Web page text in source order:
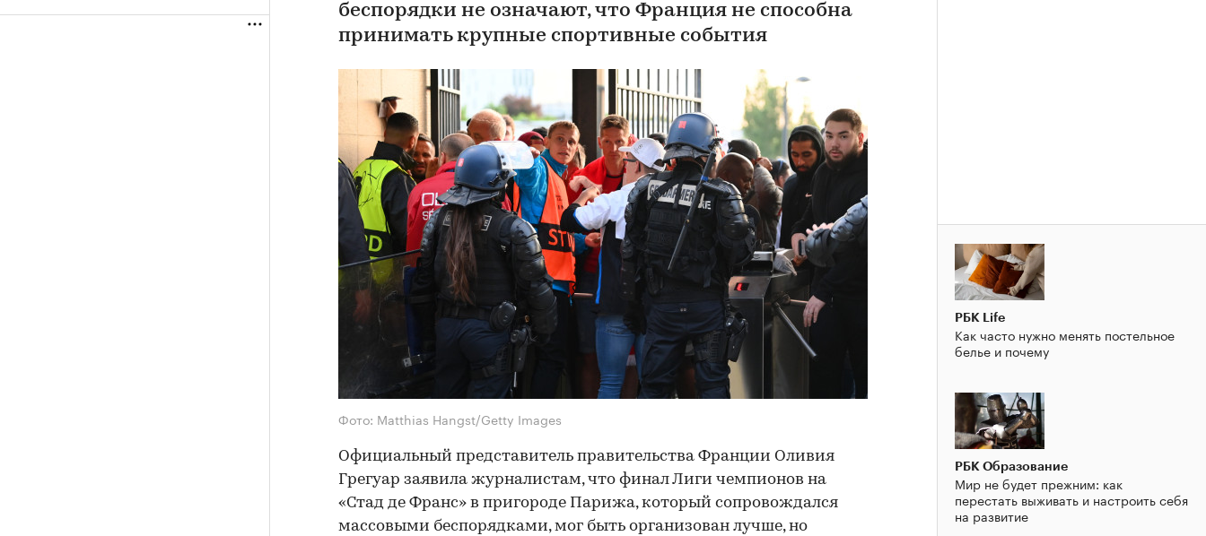
беспорядки не означают, что Франция не способна
принимать крупные спортивные события
Фото: Matthias Hangst/Getty Images
Официальный представитель правительства Франции Оливия
Грегуар заявила журналистам, что финал Лиги чемпионов на
«Стад де Франс» в пригороде Парижа, который сопровождался
массовыми беспорядками, мог быть организован лучше, но
РБК Life
Как часто нужно менять постельное
белье и почему
РБК Образование
Мир не будет прежним: как
перестать выживать и настроить себя
на развитие